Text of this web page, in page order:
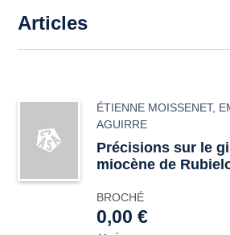
Articles
ÉTIENNE MOISSENET,
AGUIRRE
Précisions sur le
miocène de
BROCHÉ
0,00 €